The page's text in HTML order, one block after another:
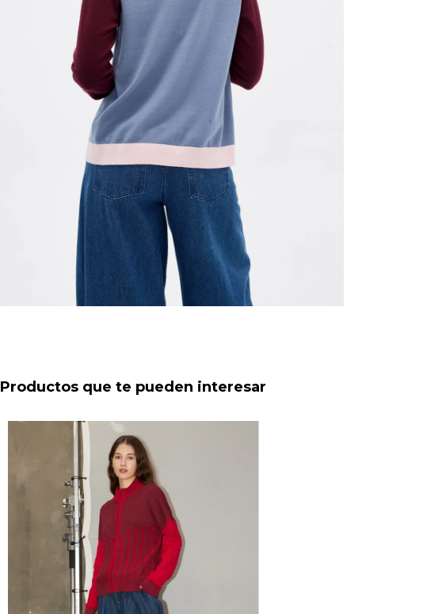
Productos que te pueden interesar